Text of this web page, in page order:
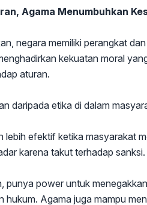
Agama Menumbuhkan
negara memiliki perangkat
kekuatan moral
aturan.
daripada etika di dalam
lebih efektif ketika masyarakat
karena takut terhadap sanksi.
punya power untuk
hukum. Agama juga mampu